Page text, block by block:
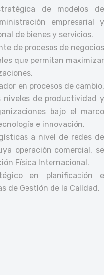
de modelos de
empresarial y
de bienes y servicios.
de procesos de negocios
que permitan maximizar
en procesos de cambio,
niveles de productividad y
bajo el marco
e innovación.
a nivel de redes de
operación comercial, se
Física Internacional.
en planificación e
de Gestión de la Calidad.